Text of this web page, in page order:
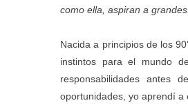
como ella, aspiran a grandes
Nacida a principios de los
instintos para el mundo
responsabilidades antes
oportunidades, yo aprendí a